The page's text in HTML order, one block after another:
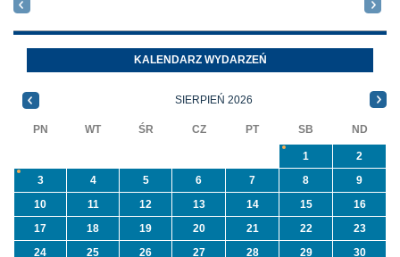
azbest w ramach
programu
priorytetowego
NFOŚiGW pn.
Oleszycach
Orzeszkowej.
informacji ...
KALENDARZ WYDARZEŃ
SIERPIEŃ 2026
PN WT ŚR CZ PT SB ND
1
2
3
4 5 6 7 8
9
10
11 12 13 14 15
16
17
18 19 20 21 22
23
24
25 26 27 28 29 30